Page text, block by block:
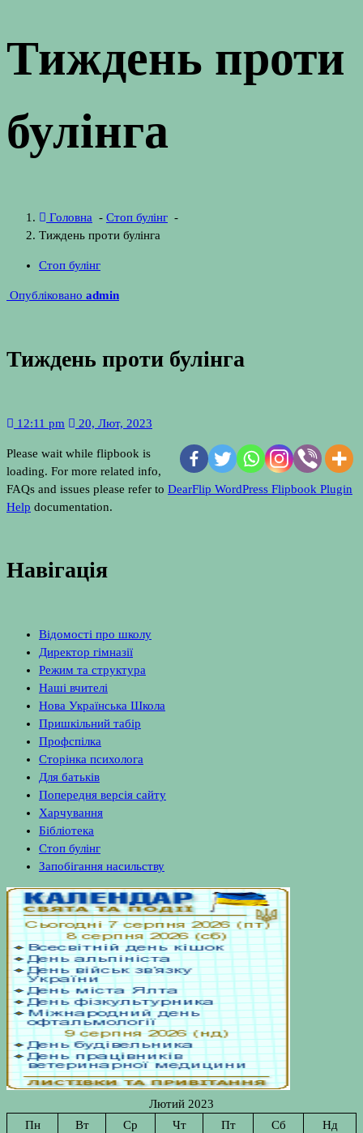
Тиждень проти
булінга
Головна - Стоп булінг -
Тиждень проти булінга
Стоп булінг
Опубліковано admin
Тиждень проти булінга
12:11 pm 20, Лют, 2023
Please wait while flipbook is
loading. For more related info,
FAQs and issues please refer to DearFlip WordPress Flipbook Plugin
Help documentation.
Навігація
Відомості про школу
Директор гімназії
Режим та структура
Наші вчителі
Нова Українська Школа
Пришкільний табір
Профспілка
Сторінка психолога
Для батьків
Попередня версія сайту
Харчування
Бібліотека
Стоп булінг
Запобігання насильству
Лютий 2023
Пн
Вт Ср Чт Пт Сб
Нд